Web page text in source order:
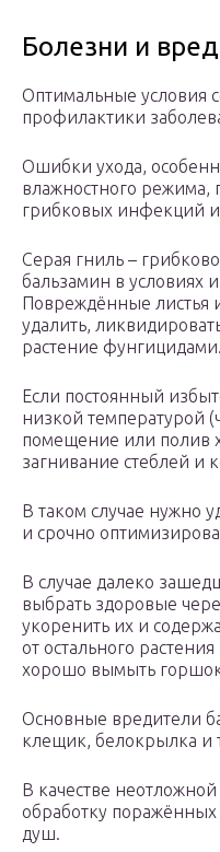
Болезни и
Оптимальные условия
профилактики
Ошибки ухода,
влажностного режима,
грибковых инфекций и
Серая гниль –
бальзамин в условиях
Повреждённые листья
удалить,
растение фунгицидами.
Если постоянный
низкой температурой
помещение или полив
загнивание стеблей и
В таком случае нужно
и срочно
В случае далеко
выбрать здоровые
укоренить их и
от остального
хорошо вымыть
Основные вредители
клещик, белокрылка и
В качестве
обработку
душ.